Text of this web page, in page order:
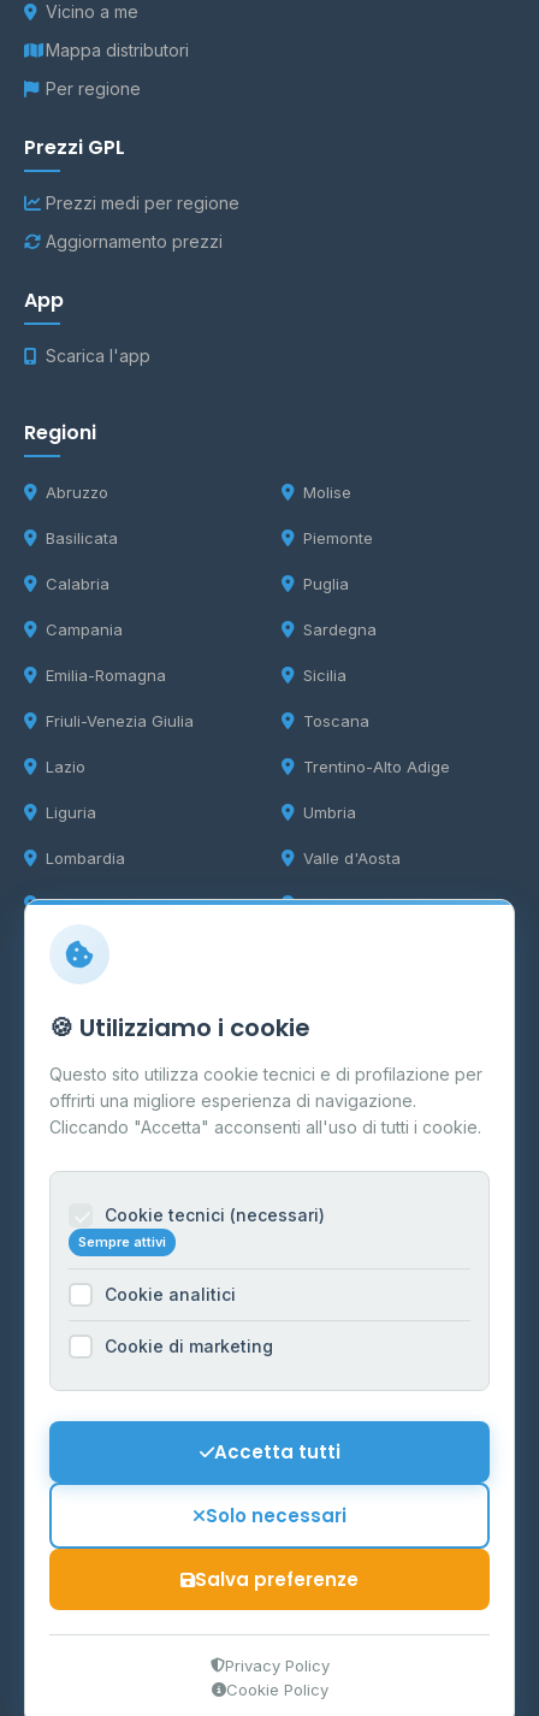
Vicino a me
Mappa distributori
Per regione
Prezzi GPL
Prezzi medi per regione
Aggiornamento prezzi
App
Scarica l'app
Regioni
Abruzzo
Basilicata
Calabria
Campania
Emilia-Romagna
Friuli-Venezia Giulia
Lazio
Liguria
Lombardia
Marche
Molise
Piemonte
Puglia
Sardegna
Sicilia
Toscana
Trentino-Alto Adige
Umbria
Valle d'Aosta
Veneto
Info
Cos'è il GPL
FAQ
Contatti
Informazioni legali
Cookie Policy
Preferenze Cookie
Mappa del sito
P.IVA 03859300364
Ministero delle Imprese e del Made in Italy
🍪 Utilizziamo i cookie
Questo sito utilizza cookie tecnici e di profilazione per
offrirti una migliore esperienza di navigazione.
Cliccando "Accetta" acconsenti all'uso di tutti i cookie.
Cookie tecnici (necessari)
Sempre attivi
Cookie analitici
Cookie di marketing
Accetta tutti
Solo necessari
Salva preferenze
Privacy Policy
Cookie Policy